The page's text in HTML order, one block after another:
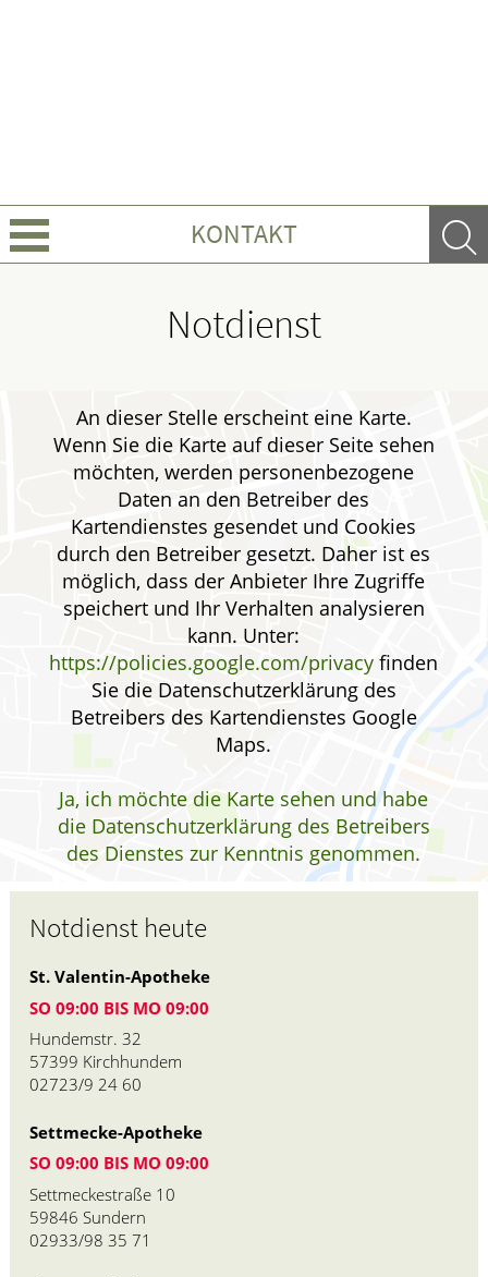
KONTAKT
Ratgeber
Krankheiten & Therapie
GESUND IM ALTER
ELTERN UND KIND
Notdienst
An dieser Stelle erscheint eine Karte.
Wenn Sie die Karte auf dieser Seite sehen
möchten, werden personenbezogene
Daten an den Betreiber des
Kartendienstes gesendet und Cookies
durch den Betreiber gesetzt. Daher ist es
möglich, dass der Anbieter Ihre Zugriffe
speichert und Ihr Verhalten analysieren
kann. Unter:
https://policies.google.com/privacy finden
Sie die Datenschutzerklärung des
Betreibers des Kartendienstes Google
Maps.
Ja, ich möchte die Karte sehen und habe
die Datenschutzerklärung des Betreibers
des Dienstes zur Kenntnis genommen.
Notdienst heute
St. Valentin-Apotheke
SO 09:00 BIS MO 09:00
Hundemstr. 32
57399 Kirchhundem
02723/9 24 60
Settmecke-Apotheke
SO 09:00 BIS MO 09:00
Settmeckestraße 10
59846 Sundern
02933/98 35 71